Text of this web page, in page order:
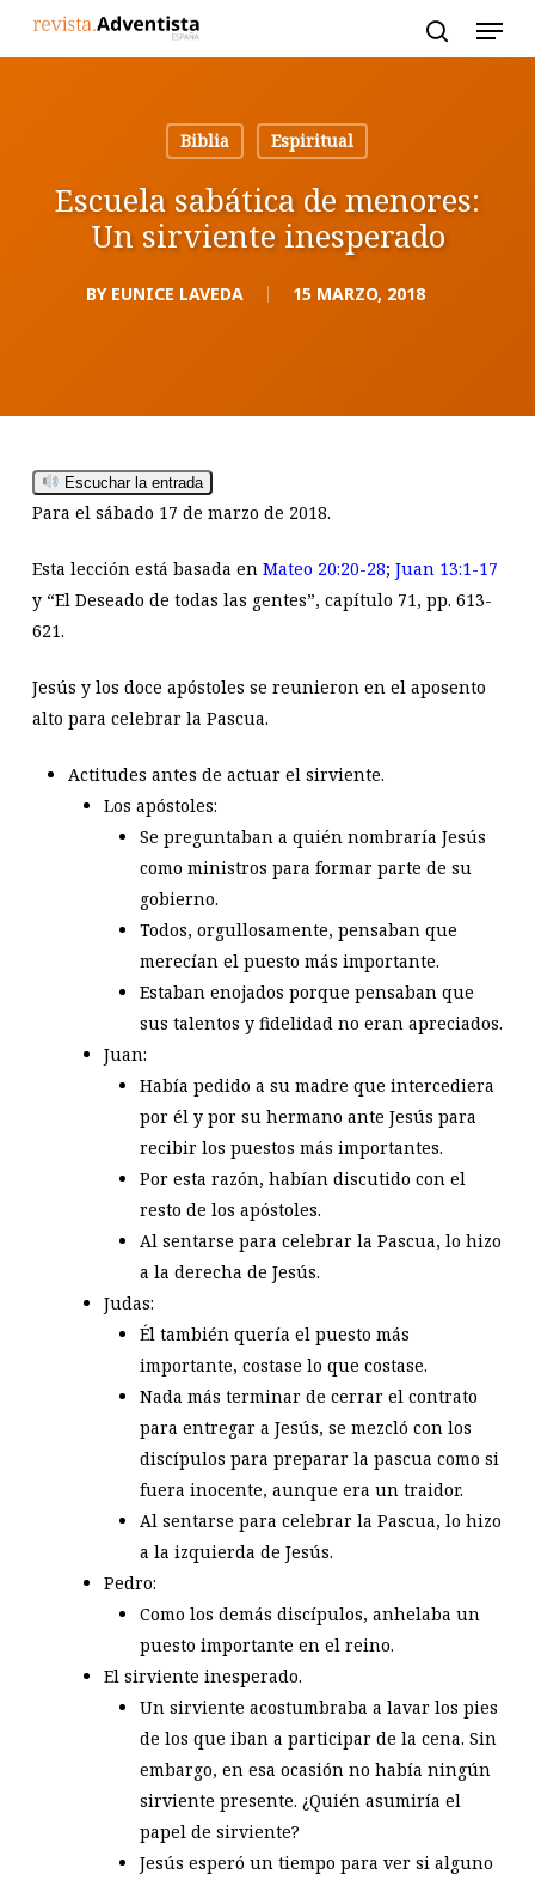
Biblia
Espiritual
Escuela sabática de menores:
Un sirviente inesperado
BY EUNICE LAVEDA 15 MARZO, 2018
Escuchar la entrada
Para el sábado 17 de marzo de 2018.
Esta lección está basada en Mateo 20:20-28; Juan 13:1-17
y “El Deseado de todas las gentes”, capítulo 71, pp. 613-
621.
Jesús y los doce apóstoles se reunieron en el aposento
alto para celebrar la Pascua.
Actitudes antes de actuar el sirviente.
Los apóstoles:
Se preguntaban a quién nombraría Jesús
como ministros para formar parte de su
gobierno.
Todos, orgullosamente, pensaban que
merecían el puesto más importante.
Estaban enojados porque pensaban que
sus talentos y fidelidad no eran apreciados.
Juan:
Había pedido a su madre que intercediera
por él y por su hermano ante Jesús para
recibir los puestos más importantes.
Por esta razón, habían discutido con el
resto de los apóstoles.
Al sentarse para celebrar la Pascua, lo hizo
a la derecha de Jesús.
Judas:
Él también quería el puesto más
importante, costase lo que costase.
Nada más terminar de cerrar el contrato
para entregar a Jesús, se mezcló con los
discípulos para preparar la pascua como si
fuera inocente, aunque era un traidor.
Al sentarse para celebrar la Pascua, lo hizo
a la izquierda de Jesús.
Pedro:
Como los demás discípulos, anhelaba un
puesto importante en el reino.
El sirviente inesperado.
Un sirviente acostumbraba a lavar los pies
de los que iban a participar de la cena. Sin
embargo, en esa ocasión no había ningún
sirviente presente. ¿Quién asumiría el
papel de sirviente?
Jesús esperó un tiempo para ver si alguno